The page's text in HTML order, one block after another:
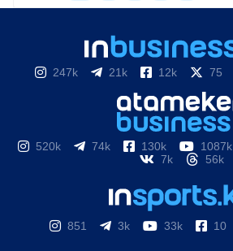
247k 21k 12k 75
520k 74k 130k 1087k
7k
56k
851 3k 33k 10